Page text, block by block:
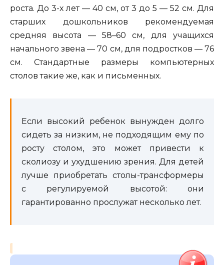
роста. До 3-х лет — 40 см, от 3 до 5 — 52 см. Для
старших дошкольников рекомендуемая
средняя высота — 58–60 см, для учащихся
начального звена — 70 см, для подростков — 76
см. Стандартные размеры компьютерных
столов такие же, как и письменных.
Если высокий ребенок вынужден долго
сидеть за низким, не подходящим ему по
росту столом, это может привести к
сколиозу и ухудшению зрения. Для детей
лучше приобретать столы-трансформеры
с регулируемой высотой: они
гарантированно прослужат несколько лет.